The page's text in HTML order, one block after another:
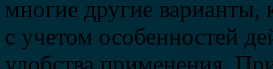
многие другие варианты,
с учетом особенностей
удобства применения.